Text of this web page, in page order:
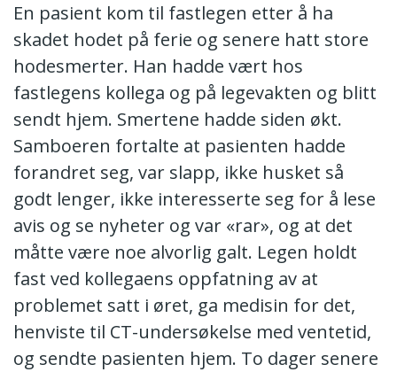
En pasient kom til fastlegen etter å ha
skadet hodet på ferie og senere hatt store
hodesmerter. Han hadde vært hos
fastlegens kollega og på legevakten og blitt
sendt hjem. Smertene hadde siden økt.
Samboeren fortalte at pasienten hadde
forandret seg, var slapp, ikke husket så
godt lenger, ikke interesserte seg for å lese
avis og se nyheter og var «rar», og at det
måtte være noe alvorlig galt. Legen holdt
fast ved kollegaens oppfatning av at
problemet satt i øret, ga medisin for det,
henviste til CT-undersøkelse med ventetid,
og sendte pasienten hjem. To dager senere